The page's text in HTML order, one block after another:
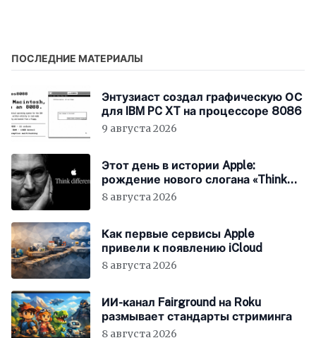
ПОСЛЕДНИЕ МАТЕРИАЛЫ
Энтузиаст создал графическую ОС
для IBM PC XT на процессоре 8086
9 августа 2026
Этот день в истории Apple:
рождение нового слогана «Think
Different»
8 августа 2026
Как первые сервисы Apple
привели к появлению iCloud
8 августа 2026
ИИ-канал Fairground на Roku
размывает стандарты стриминга
8 августа 2026